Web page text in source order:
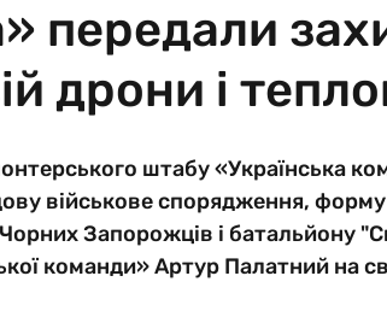
передали
дрони і
штабу «Українська
військове спорядження,
Запорожців і батальйону
команди» Артур Палатний на